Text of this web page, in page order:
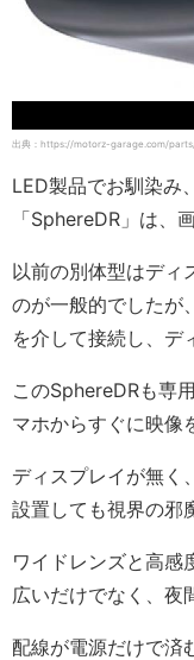
出典：https://motorz-garage.com/
LED製品でお馴染み
「SphereDR」は、
以前の別体型はディ
のが一般的でしたが
を介して接続し、デ
このSphereDRも専
マホからすぐに映像
ディスプレイが無く
設置しても視界の邪
ワイドレンズと高感
広いだけでなく、夜
配線が電源だけで済